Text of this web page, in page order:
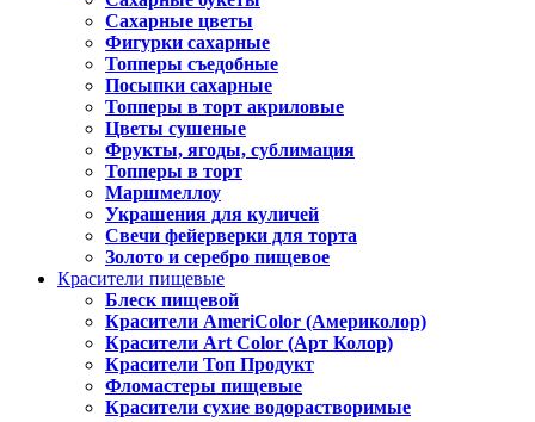
Сахарные цветы
Фигурки сахарные
Топперы съедобные
Посыпки сахарные
Топперы в торт акриловые
Цветы сушеные
Фрукты, ягоды, сублимация
Топперы в торт
Маршмеллоу
Украшения для куличей
Свечи фейерверки для торта
Золото и серебро пищевое
Красители пищевые
Блеск пищевой
Красители AmeriColor (Америколор)
Красители Art Color (Арт Колор)
Красители Топ Продукт
Фломастеры пищевые
Красители сухие водорастворимые